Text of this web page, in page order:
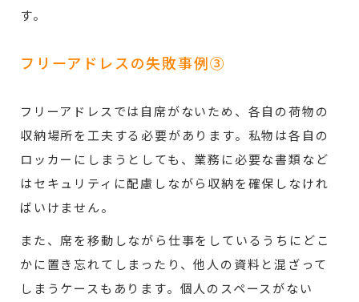
す。
フリーアドレスの失敗事例③
フリーアドレスでは自席がないため、各自の荷物の
収納場所を工夫する必要があります。私物は各自の
ロッカーにしまうとしても、業務に必要な書類など
はセキュリティに配慮しながら収納を確保しなけれ
ばいけません。
また、席を移動しながら仕事をしているうちにどこ
かに置き忘れてしまったり、他人の資料と混ざって
しまうケースもあります。個人のスペースがない